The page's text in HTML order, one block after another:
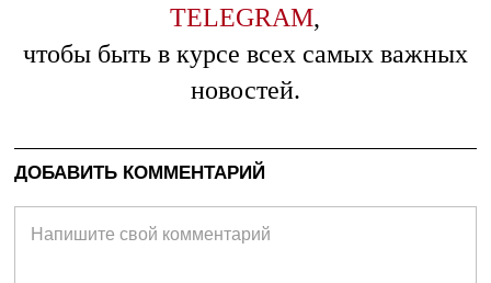
TELEGRAM,
чтобы быть в курсе всех самых важных
новостей.
ДОБАВИТЬ КОММЕНТАРИЙ